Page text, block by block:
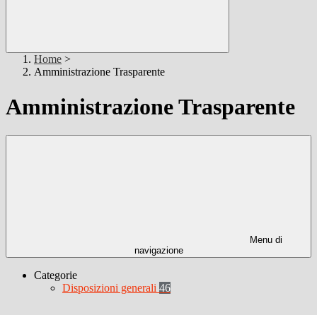
Home >
Amministrazione Trasparente
Amministrazione Trasparente
Menu di
navigazione
Categorie
Disposizioni generali 46